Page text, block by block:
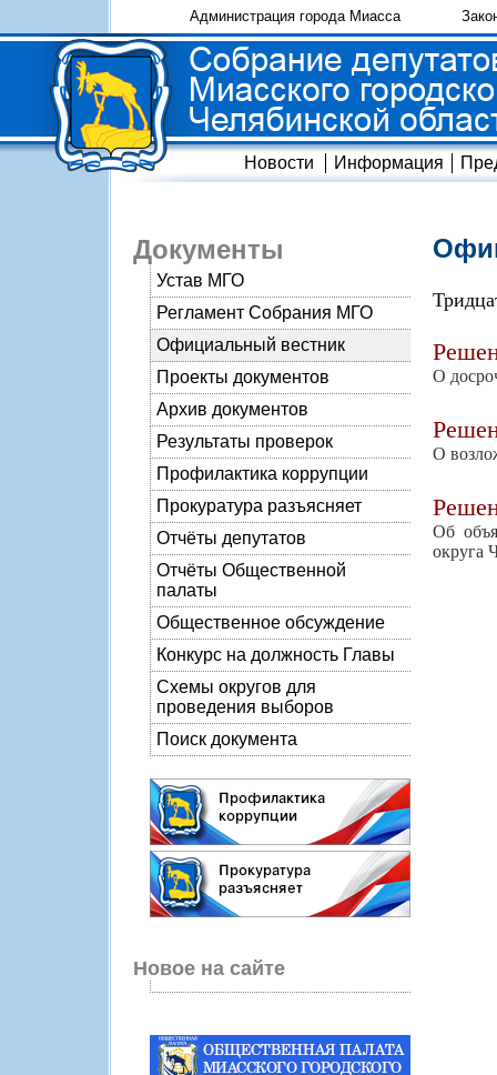
Администрация города Миасса
Новости Информация
Документы
Устав МГО
Регламент Собрания МГО
Официальный вестник
Проекты документов
Архив документов
Результаты проверок
Профилактика коррупции
Прокуратура разъясняет
Отчёты депутатов
Отчёты Общественной
палаты
Общественное обсуждение
Конкурс на должность Главы
Схемы округов для
проведения выборов
Поиск документа
Новое на сайте
О
О
Об
округа